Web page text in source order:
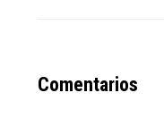
Reader
Comentarios